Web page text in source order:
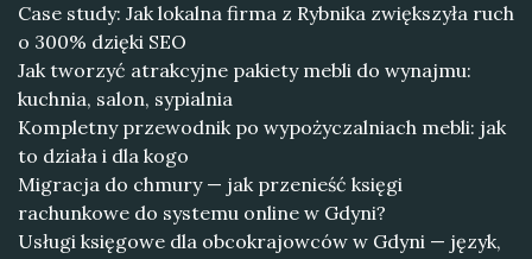
Case study: Jak lokalna firma z Rybnika zwiększyła ruch
o 300% dzięki SEO
Jak tworzyć atrakcyjne pakiety mebli do wynajmu:
kuchnia, salon, sypialnia
Kompletny przewodnik po wypożyczalniach mebli: jak
to działa i dla kogo
Migracja do chmury — jak przenieść księgi
rachunkowe do systemu online w Gdyni?
Usługi księgowe dla obcokrajowców w Gdyni — język,